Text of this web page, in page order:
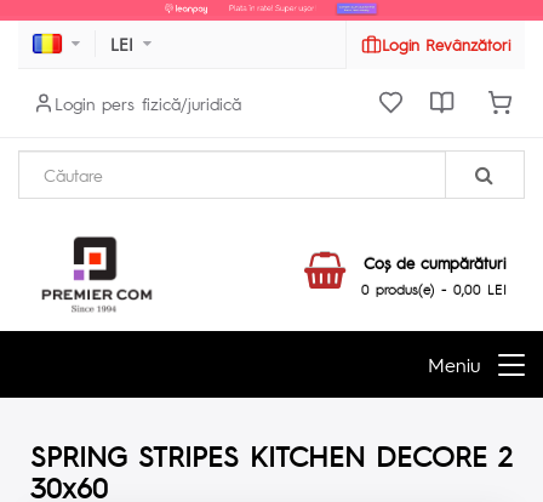
LEI Login Revânzători
Login pers fizică/juridică
Coş de cumpărături
0 produs(e) - 0,00 LEI
Meniu
SPRING STRIPES KITCHEN DECORE 2
30x60